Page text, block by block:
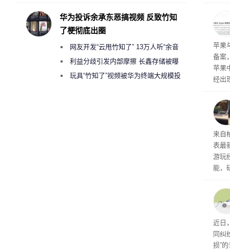
前受
保
了
苹果
备案
苹果
经出
内
来自
表最
游玩
能，
训练
近日
同纠
损”
华为投诉余承东恶搞视频 反致竹知
了梗彻底出圈
网友开发“云甩竹知了” 13万人听“余音
绕梁”利益分歧引发内部摩擦 长鑫存储被曝
曾将华为驻场工程师驱逐出研发基地
玩具“竹知了”视频被华为终端大规模投